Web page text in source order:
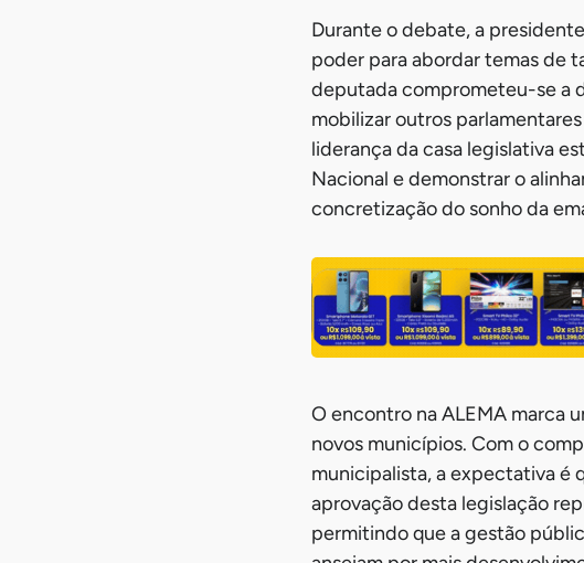
Durante o debate, a
poder para abordar temas de
deputada comprometeu-se a
mobilizar outros
liderança da casa legislativa
Nacional e demonstrar o
concretização do sonho da
O encontro na ALEMA marca
novos municípios. Com o
municipalista, a expectativa é
aprovação desta legislação
permitindo que a gestão